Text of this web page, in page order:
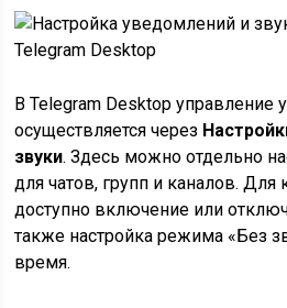
В Telegram Desktop управление
осуществляется через
звуки. Здесь можно отдельно
для чатов, групп и каналов. Для
доступно включение или
также настройка режима «Без
время.